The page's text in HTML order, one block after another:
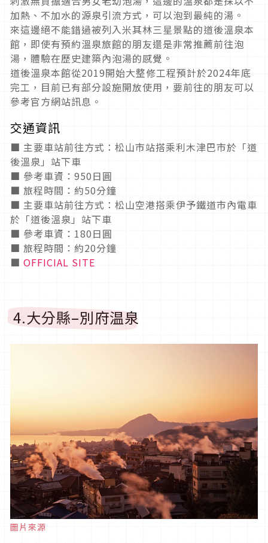
加熱、不加水的源泉引流方式，可以泡到最純的湯。
來這邊絕不能錯過被列入米其林三星景點的道後溫泉本
館，即使有預約溫泉旅館的朋友還是非常推薦前往泡
湯，體驗在歷史建築內泡湯的感覺。
道後溫泉本館從2019開始大整修工程預計於2024年底
完工，目前已有部分設施開放使用，要前往的朋友可以
參考官方網站訊息。
交通資訊
■ 主要車站前往方式：松山市站搭乘利木津巴市於「道
後溫泉」站下車
■ 參考車資：950日圓
■ 旅程時間：約50分鐘
■ 主要車站前往方式：松山空港搭乘伊予鐵道市內電車
於「道後溫泉」站下車
■ 參考車資：180日圓
■ 旅程時間：約20分鐘
■ OFFICIAL SITE
4.大分縣–別府温泉
圖片來源